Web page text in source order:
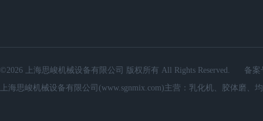
©2026 上海思峻机械设备有限公司 版权所有 All Rights Reserved.
备案
上海思峻机械设备有限公司(www.sgnmix.com)主营：乳化机、胶体磨